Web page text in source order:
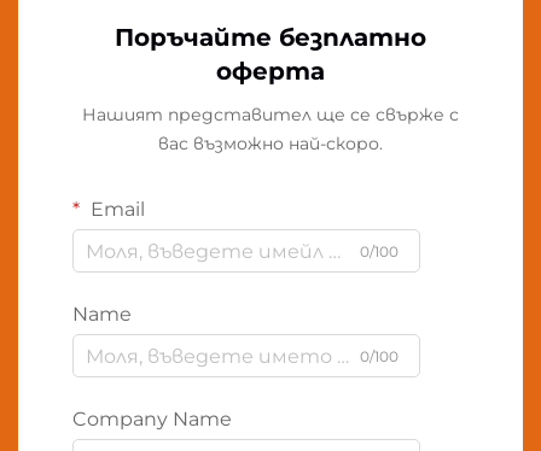
Поръчайте безплатно
оферта
Нашият представител ще се свърже с
вас възможно най-скоро.
Email
0/100
Name
0/100
Company Name